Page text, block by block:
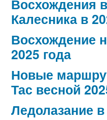
Восхождения
Калесника в
Восхождение
2025 года
Новые
Тас весной
Ледолазание